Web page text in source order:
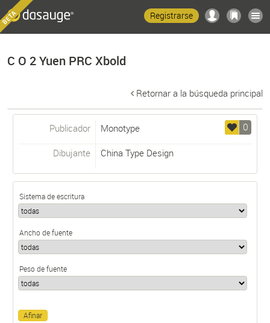
Registrarse
C O 2 Yuen PRC Xbold
Retornar a la búsqueda principal
0
Publicador Monotype
Dibujante China Type Design
Sistema de escritura
Ancho de fuente
Peso de fuente